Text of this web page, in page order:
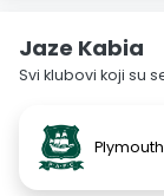
Jaze Kabia
Svi klubovi koji su